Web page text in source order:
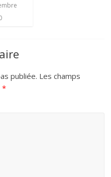
publiée. Les champs
*